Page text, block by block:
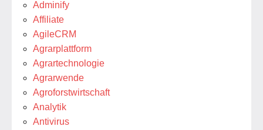
Adminify
Affiliate
AgileCRM
Agrarplattform
Agrartechnologie
Agrarwende
Agroforstwirtschaft
Analytik
Antivirus